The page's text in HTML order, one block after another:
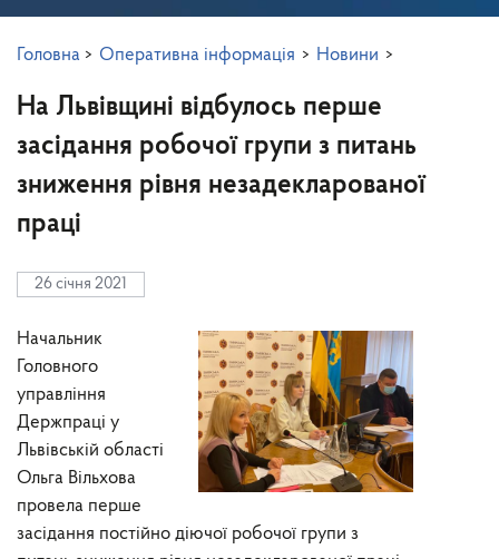
Головна > Оперативна інформація > Новини >
На Львівщині відбулось перше
засідання робочої групи з питань
зниження рівня незадекларованої
праці
26 січня 2021
Начальник
Головного
управління
Держпраці у
Львівській області
Ольга Вільхова
провела перше
засідання постійно діючої робочої групи з